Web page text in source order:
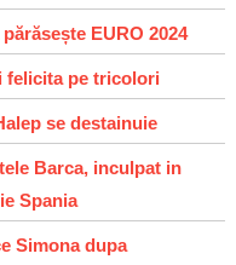
EURO 2024
felicita pe tricolori
se destainuie
Barca, inculpat in
Spania
Simona dupa